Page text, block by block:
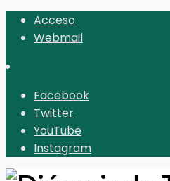
Acceso
Webmail
Facebook
Twitter
YouTube
Instagram